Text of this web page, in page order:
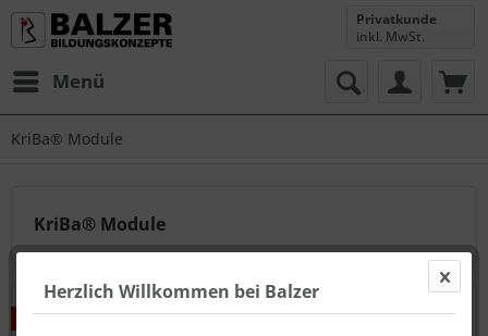
Menü
Privatkunde
inkl. MwSt.
KriBa® Module
KriBa® Module
►
Herzlich Willkommen bei Balzer